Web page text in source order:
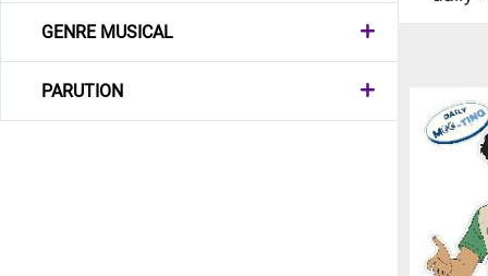
GENRE MUSICAL
PARUTION